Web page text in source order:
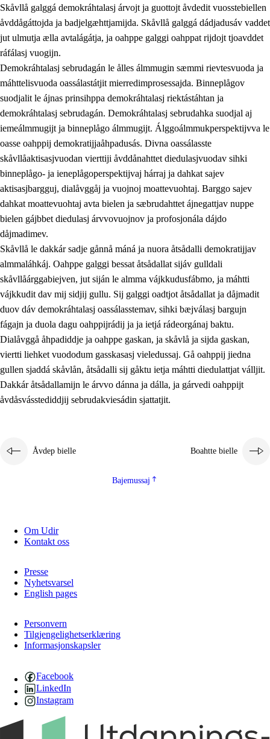
1.1 Almasjárvvo
1.2 Identitiehtta ja kultuvralasj moattevuohta
1.3 Lájttális ájádallam ja estetihkalasj diedulasjvuohta
1.4 Dahkamávvo, berustibme ja diehtemvájnogisvuohta
1.5 Vieledus luonnduj ja birásdiedulasjvuohta
Demokratijja ja oassálasstem
Skåvllå galggá demokráhtalasj árvojt ja guottojt åvdedit vuosstebiellen
åvddågáttojda ja badjelgæhttjamijda. Skåvllå galggá dádjadusáv vaddet
jut ulmutja ælla avtalágátja, ja oahppe galggi oahppat rijdojt tjoavddet
ráfálasj vuogijn.
Demokráhtalasj sebrudagán le ålles álmmugin sæmmi rievtesvuoda ja
máhttelisvuoda oassálastátjit mierredimprosessajda. Binneplågov
suodjalit le ájnas prinsihppa demokráhtalasj riektástáhtan ja
demokráhtalasj sebrudagán. Demokráhtalasj sebrudahka suodjal aj
iemeálmmugijt ja binneplågo álmmugijt. Álggoálmmukperspektijvva le
oasse oahppij demokratijjaåhpadusás. Divna oassálasste
skåvllåaktisasjvuodan vierttiji åvddånahttet diedulasjvuodav sihki
binneplågo- ja ieneplågoperspektijvaj hárraj ja dahkat sajev
aktisasjbargguj, dialåvggåj ja vuojnoj moattevuohtaj. Barggo sajev
dahkat moattevuohtaj avta bielen ja sæbrudahttet ájnegattjav nuppe
bielen gájbbet diedulasj árvvovuojnov ja profosjonála dájdo
dåjmadimev.
Skåvllå le dakkár sadje gånnå máná ja nuora åtsådalli demokratijjav
almmaláhkáj. Oahppe galggi bessat åtsådallat sijáv gulldali
skåvllåárggabiejven, jut siján le almma vájkkudusfábmo, ja máhtti
vájkkudit dav mij sidjij gullu. Sij galggi oadtjot åtsådallat ja dåjmadit
duov dáv demokráhtalasj oassálasstemav, sihki bæjválasj bargujn
fágajn ja duola dagu oahppijrádij ja ja ietjá rádeorgánaj baktu.
Dialåvggå åhpadiddje ja oahppe gaskan, ja skåvlå ja sijda gaskan,
viertti liehket vuododum gasskasasj vieledussaj. Gå oahppij jiedna
gullen sjaddá skåvlån, åtsådalli sij gåktu ietja máhtti diedulattjat válljit.
Dakkár åtsådallamijn le árvvo dánna ja dálla, ja gárvedi oahppijt
åvdåsvásstediddjij sebrudakviesádin sjattatjit.
Åvdep bielle Boahtte bielle
Bajemussaj
Om Udir
Kontakt oss
Presse
Nyhetsvarsel
English pages
Personvern
Tilgjengelighetserklæring
Informasjonskapsler
Facebook
LinkedIn
Instagram